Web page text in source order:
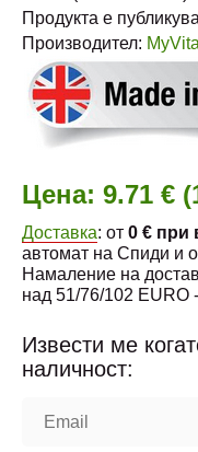
Продукта е
Производител:
Цена: 9.71 €
Доставка: от 0 € при
автомат на Спиди и
Намаление на
над 51/76/102 EURO
Извести ме
наличност: